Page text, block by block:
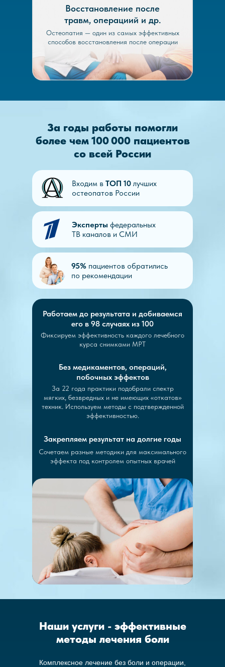
Восстановление после
травм, операциий и др.
Остеопатия — один из самых эффективных
способов восстановления после операции
За годы работы помогли
более чем 100 000 пациентов
со всей России
Входим в ТОП 10 лучших
остеопатов России
Эксперты федеральных
ТВ каналов и СМИ
95% пациентов обратились
по рекомендации
Работаем до результата и добиваемся
его в 98 случаях из 100
Без медикаментов, операций,
побочных эффектов
Закрепляем результат на долгие годы
Фиксируем эффективность каждого лечебного
курса снимками МРТ
За 22 года практики подобрали спектр
мягких, безвредных и не имеющих «откатов»
техник. Используем методы с подтвержденной
эффективностью.
Сочетаем разные методики для максимального
эффекта под контролем опытных врачей
Наши услуги - эффективные
методы лечения боли
Комплексное лечение без боли и операции,